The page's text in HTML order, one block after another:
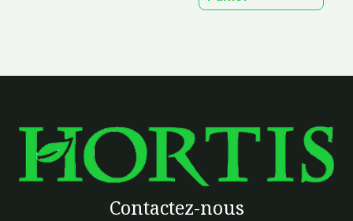
Contactez-nous